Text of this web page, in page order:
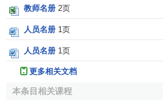
机关。而且，明确置备股东名册的
设置。
2、股东名册的记载事项
的规定基本相同。例如《日本商法
教师名册 2页
人员名册 1页
人员名册 1页
更多相关文档
本条目相关课程